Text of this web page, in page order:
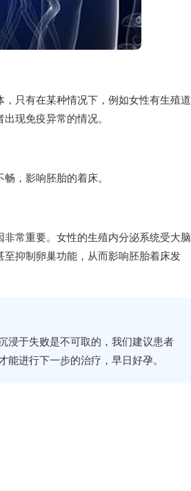
只有在某种情况下，例如女性有生殖道
现免疫异常的情况。
，影响胚胎的着床。
常重要。女性的生殖内分泌系统受大脑
抑制卵巢功能，从而影响胚胎着床发
浸于失败是不可取的，我们建议患者
进行下一步的治疗，早日好孕。